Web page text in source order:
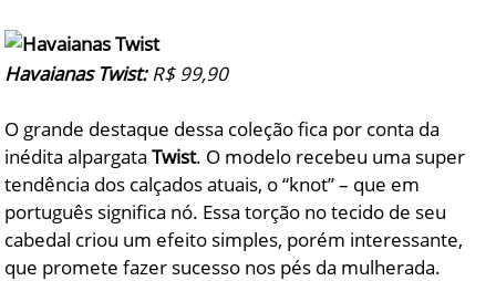
Havaianas Twist:R$ 99,90
O grande destaque dessa coleção fica por conta da
inédita alpargataTwist. O modelo recebeu uma super
tendência dos calçados atuais, o “knot” – que em
português significa nó. Essa torção no tecido de seu
cabedal criou um efeito simples, porém interessante,
que promete fazer sucesso nos pés da mulherada.